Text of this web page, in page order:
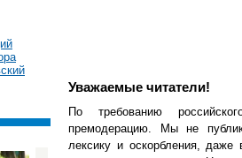
Уважаемые читатели!
По требованию
премодерацию. Мы не
лексику и оскорбления,